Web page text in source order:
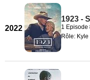
2022
1923 -
1 Episode
Rôle: